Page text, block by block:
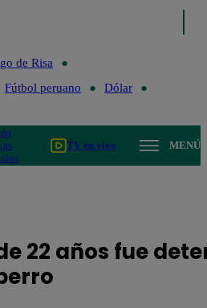
de Risa
Fútbol peruano
Dólar
TV en vivo MENÚ
22 años fue